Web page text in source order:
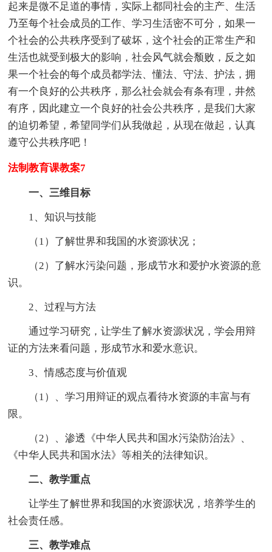
起来是微不足道的事情，实际上都同社会的主产、生活
乃至每个社会成员的工作、学习生活密不可分，如果一
个社会的公共秩序受到了破坏，这个社会的正常生产和
生活也就受到极大的影响，社会风气就会颓败，反之如
果一个社会的每个成员都学法、懂法、守法、护法，拥
有一个良好的公共秩序，那么社会就会有条有理，井然
有序，因此建立一个良好的社会公共秩序，是我们大家
的迫切希望，希望同学们从我做起，从现在做起，认真
遵守公共秩序吧！
法制教育课教案7
一、三维目标
1、知识与技能
（1）了解世界和我国的水资源状况；
（2）了解水污染问题，形成节水和爱护水资源的意
识。
2、过程与方法
通过学习研究，让学生了解水资源状况，学会用辩
证的方法来看问题，形成节水和爱水意识。
3、情感态度与价值观
（1）、学习用辩证的观点看待水资源的丰富与有
限。
（2）、渗透《中华人民共和国水污染防治法》、
《中华人民共和国水法》等相关的法律知识。
二、教学重点
让学生了解世界和我国的水资源状况，培养学生的
社会责任感。
三、教学难点